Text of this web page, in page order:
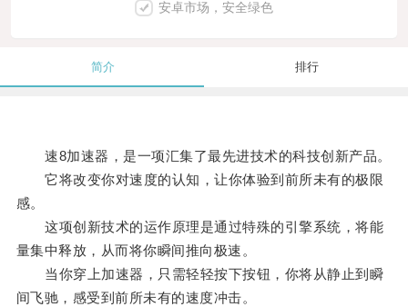
安卓市场，安全绿色
简介 排行
速8加速器，是一项汇集了最先进技术的科技创新产品。
它将改变你对速度的认知，让你体验到前所未有的极限
感。
这项创新技术的运作原理是通过特殊的引擎系统，将能
量集中释放，从而将你瞬间推向极速。
当你穿上加速器，只需轻轻按下按钮，你将从静止到瞬
间飞驰，感受到前所未有的速度冲击。